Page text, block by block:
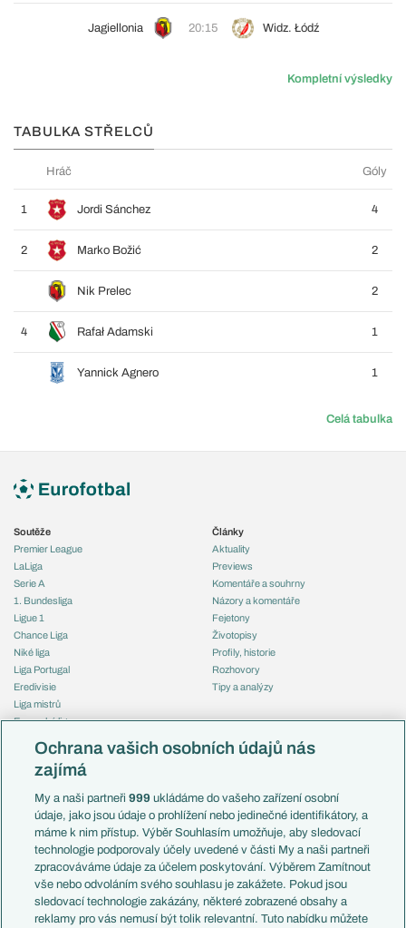
Jagiellonia 20:15 Widz. Łódź
Kompletní výsledky
TABULKA STŘELCŮ
Hráč Góly
1 Jordi Sánchez 4
2 Marko Božić 2
Nik Prelec 2
4 Rafał Adamski 1
Yannick Agnero 1
Celá tabulka
Soutěže
Premier League
LaLiga
Serie A
1. Bundesliga
Ligue 1
Chance Liga
Niké liga
Liga Portugal
Eredivisie
Liga mistrů
Evropská liga
Mistrovství světa
Liga národů
Témata
Představení týmů MS
EuroSkauting
PL v kostce
Evropské koeficienty
Přestupy
Přestupové spekulace
Články
Aktuality
Previews
Komentáře a souhrny
Názory a komentáře
Fejetony
Životopisy
Profily, historie
Rozhovory
Tipy a analýzy
Česko
Francie
Itálie
Německo
Španělsko
Argentina
Brazílie
Přestupy
Ochrana vašich osobních údajů nás
zajímá
My a naši partneři999 ukládáme do vašeho zařízení osobní
údaje, jako jsou údaje o prohlížení nebo jedinečné identifikátory, a
máme k nim přístup. Výběr Souhlasím umožňuje, aby sledovací
technologie podporovaly účely uvedené v části My a naši partneři
zpracováváme údaje za účelem poskytování. Výběrem Zamítnout
vše nebo odvoláním svého souhlasu je zakážete. Pokud jsou
sledovací technologie zakázány, některé zobrazené obsahy a
reklamy pro vás nemusí být tolik relevantní. Tuto nabídku můžete